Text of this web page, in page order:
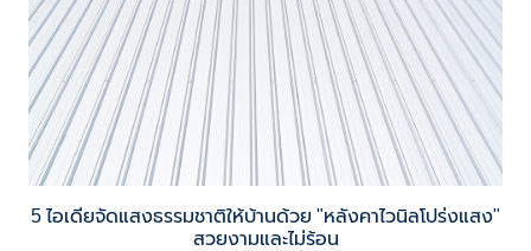
5 ไอเดียจัดแสงธรรมชาติให้บ้านด้วย "หลังคาไวนิลโปร่งแสง"
สวยงามและไม่ร้อน